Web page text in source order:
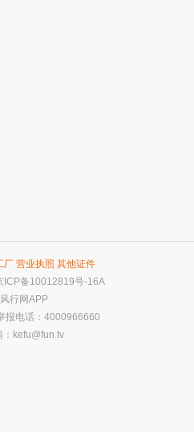
厂 营业执照 其他证件
ICP备10012819号-16A
行网APP
报电话：4000966660
kefu@fun.tv